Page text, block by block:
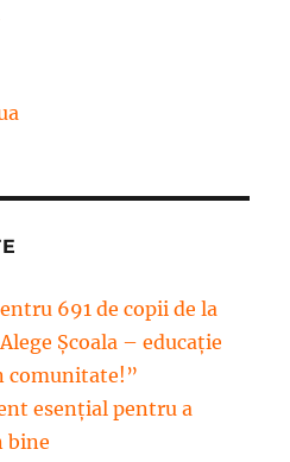
691 de copii de la
Școala – educație
comunitate!”
esenţial pentru a
bine